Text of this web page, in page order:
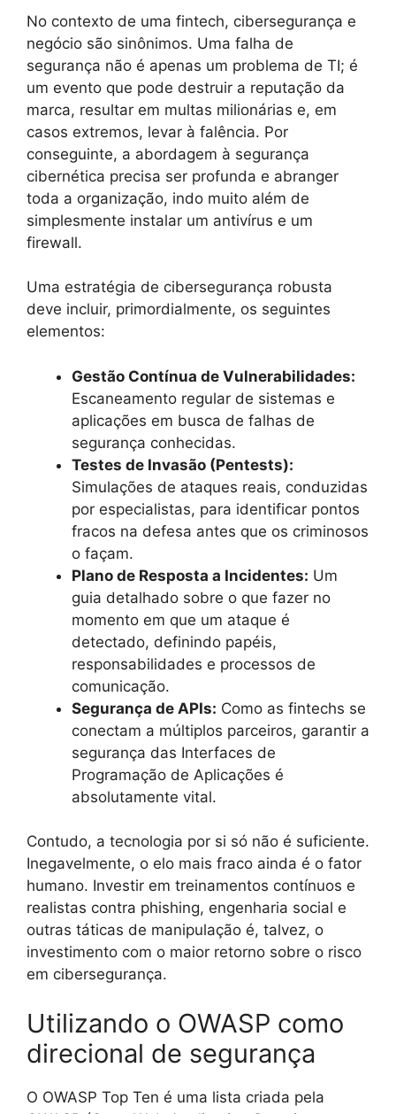
No contexto de uma fintech, cibersegurança e
negócio são sinônimos. Uma falha de
segurança não é apenas um problema de TI; é
um evento que pode destruir a reputação da
marca, resultar em multas milionárias e, em
casos extremos, levar à falência. Por
conseguinte, a abordagem à segurança
cibernética precisa ser profunda e abranger
toda a organização, indo muito além de
simplesmente instalar um antivírus e um
firewall.
Uma estratégia de cibersegurança robusta
deve incluir, primordialmente, os seguintes
elementos:
Gestão Contínua de Vulnerabilidades:
Escaneamento regular de sistemas e
aplicações em busca de falhas de
segurança conhecidas.
Testes de Invasão (Pentests):
Simulações de ataques reais, conduzidas
por especialistas, para identificar pontos
fracos na defesa antes que os criminosos
o façam.
Plano de Resposta a Incidentes: Um
guia detalhado sobre o que fazer no
momento em que um ataque é
detectado, definindo papéis,
responsabilidades e processos de
comunicação.
Segurança de APIs: Como as fintechs se
conectam a múltiplos parceiros, garantir a
segurança das Interfaces de
Programação de Aplicações é
absolutamente vital.
Contudo, a tecnologia por si só não é suficiente.
Inegavelmente, o elo mais fraco ainda é o fator
humano. Investir em treinamentos contínuos e
realistas contra phishing, engenharia social e
outras táticas de manipulação é, talvez, o
investimento com o maior retorno sobre o risco
em cibersegurança.
Utilizando o OWASP como
direcional de segurança
O OWASP Top Ten é uma lista criada pela